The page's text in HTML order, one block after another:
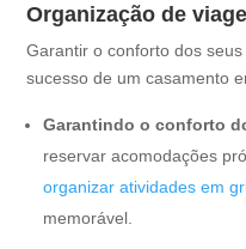
Organização de
Garantir o conforto dos
sucesso de um casamento
Garantindo o conforto
reservar acomodações
organizar atividades em
memorável.